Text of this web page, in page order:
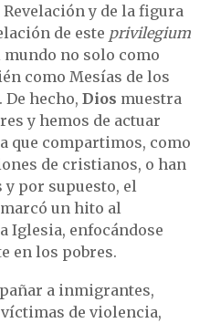
y de la figura
de este privilegium
mundo no solo como
como Mesías de los
hecho, Dios muestra
y hemos de actuar
que compartimos, como
de cristianos, o han
y por supuesto, el
un hito al
Iglesia, enfocándose
en los pobres.
a inmigrantes,
de violencia,